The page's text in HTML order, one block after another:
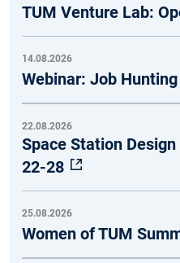
TUM Venture Lab:
14.08.2026
Webinar: Job
22.08.2026
Space Station
22-28
25.08.2026
Women of TUM